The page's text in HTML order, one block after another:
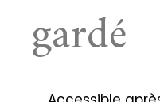
gardé